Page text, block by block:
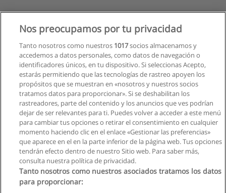
Ver cursos históricos
Nos preocupamos por tu privacidad
Tanto nosotros como nuestros 1017socios almacenamos y
accedemos a datos personales, como datos de navegación o
identificadores únicos, en tu dispositivo. Si seleccionas Acepto,
estarás permitiendo que las tecnologías de rastreo apoyen los
propósitos que se muestran en «nosotros y nuestros socios
tratamos datos para proporcionar». Si se deshabilitan los
rastreadores, parte del contenido y los anuncios que ves podrían
dejar de ser relevantes para ti. Puedes volver a acceder a este menú
para cambiar tus opciones o retirar el consentimiento en cualquier
momento haciendo clic en el enlace «Gestionar las preferencias»
que aparece en el en la parte inferior de la página web. Tus opciones
tendrán efecto dentro de nuestro Sitio web. Para saber más,
consulta nuestra política de privacidad.
Tanto nosotros como nuestros asociados tratamos los datos
para proporcionar: